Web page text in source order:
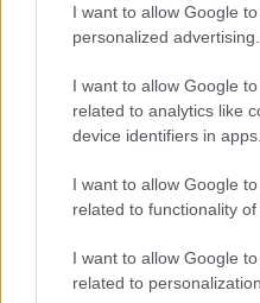
I want to allow Google
personalized advertising.
I want to allow Google
related to analytics like
device identifiers in apps.
I want to allow Google
related to functionality
I want to allow Google
related to personalization.